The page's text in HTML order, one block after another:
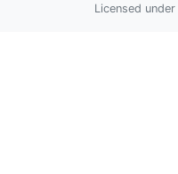
Licensed under